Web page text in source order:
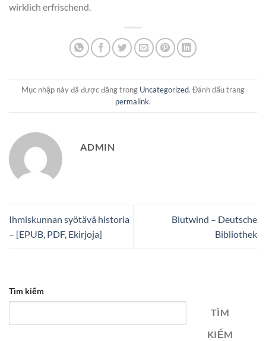
wirklich erfrischend.
Mục nhập này đã được đăng trong Uncategorized. Đánh dấu trang
permalink.
ADMIN
Ihmiskunnan syötävä historia
– [EPUB, PDF, Ekirjoja]
Blutwind – Deutsche
Bibliothek
Tìm kiếm
TÌM
KIẾM